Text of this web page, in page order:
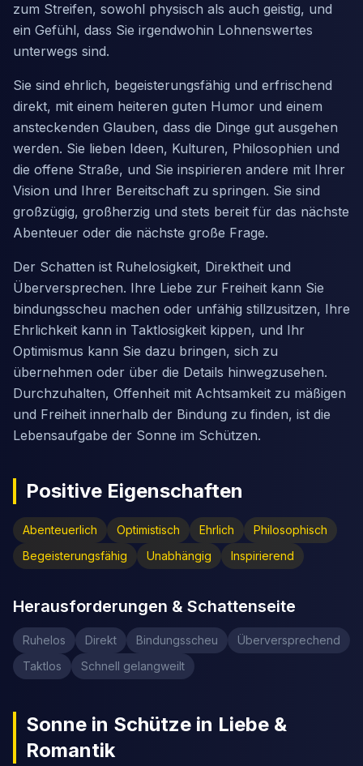
zum Streifen, sowohl physisch als auch geistig, und
ein Gefühl, dass Sie irgendwohin Lohnenswertes
unterwegs sind.
Sie sind ehrlich, begeisterungsfähig und erfrischend
direkt, mit einem heiteren guten Humor und einem
ansteckenden Glauben, dass die Dinge gut ausgehen
werden. Sie lieben Ideen, Kulturen, Philosophien und
die offene Straße, und Sie inspirieren andere mit Ihrer
Vision und Ihrer Bereitschaft zu springen. Sie sind
großzügig, großherzig und stets bereit für das nächste
Abenteuer oder die nächste große Frage.
Der Schatten ist Ruhelosigkeit, Direktheit und
Überversprechen. Ihre Liebe zur Freiheit kann Sie
bindungsscheu machen oder unfähig stillzusitzen, Ihre
Ehrlichkeit kann in Taktlosigkeit kippen, und Ihr
Optimismus kann Sie dazu bringen, sich zu
übernehmen oder über die Details hinwegzusehen.
Durchzuhalten, Offenheit mit Achtsamkeit zu mäßigen
und Freiheit innerhalb der Bindung zu finden, ist die
Lebensaufgabe der Sonne im Schützen.
Positive Eigenschaften
Abenteuerlich Optimistisch Ehrlich
Philosophisch
Begeisterungsfähig
Unabhängig Inspirierend
Herausforderungen & Schattenseite
Ruhelos Direkt Bindungsscheu
Überversprechend
Taktlos
Schnell gelangweilt
Sonne in Schütze in Liebe &
Romantik